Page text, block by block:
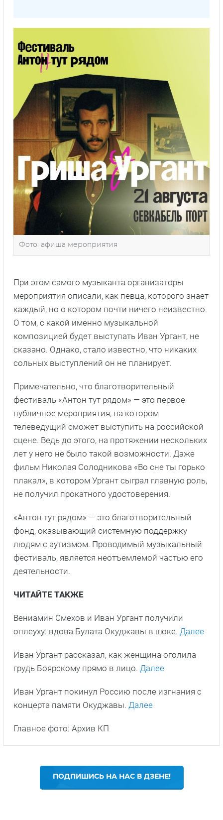
Фото: афиша мероприятия
При этом самого музыканта организаторы
мероприятия описали, как певца, которого знает
каждый, но о котором почти ничего неизвестно.
О том, с какой именно музыкальной
композицией будет выступать Иван Ургант, не
сказано. Однако, стало известно, что никаких
сольных выступлений он не планирует.
Примечательно, что благотворительный
фестиваль «Антон тут рядом» — это первое
публичное мероприятия, на котором
телеведущий сможет выступить на российской
сцене. Ведь до этого, на протяжении нескольких
лет у него не было такой возможности. Даже
фильм Николая Солодникова «Во сне ты горько
плакал», в котором Ургант сыграл главную роль,
не получил прокатного удостоверения.
«Антон тут рядом» — это благотворительный
фонд, оказывающий системную поддержку
людям с аутизмом. Проводимый музыкальный
фестиваль, является неотъемлемой частью его
деятельности.
ЧИТАЙТЕ ТАКЖЕ
Вениамин Смехов и Иван Ургант получили
оплеуху: вдова Булата Окуджавы в шоке. Далее
Иван Ургант рассказал, как женщина оголила
грудь Боярскому прямо в лицо. Далее
Иван Ургант покинул Россию после изгнания с
концерта памяти Окуджавы. Далее
Главное фото: Архив КП
ПОДПИШИСЬ НА НАС В ДЗЕНЕ!